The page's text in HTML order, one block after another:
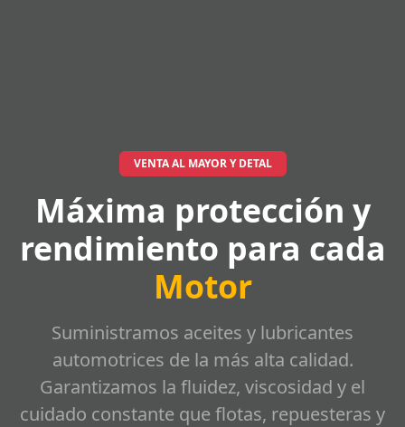
VENTA AL MAYOR Y DETAL
Máxima protección y
rendimiento para cada
Motor
Suministramos aceites y lubricantes
automotrices de la más alta calidad.
Garantizamos la fluidez, viscosidad y el
cuidado constante que flotas, repuesteras y